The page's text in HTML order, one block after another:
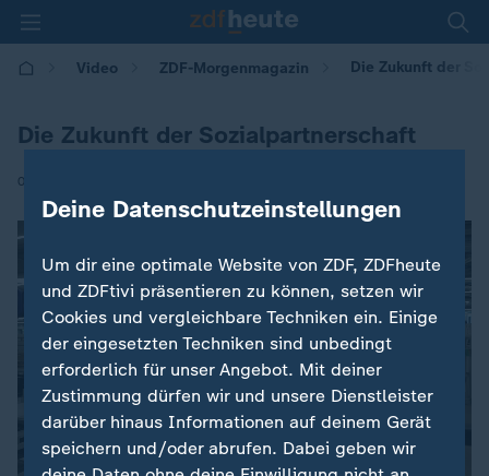
Video ZDF-Morgenmagazin Die Zukunft der
Die Zukunft der Sozialpartnerschaft
09.12.2025 | 05:30
Deine Datenschutzeinstellungen
Um dir eine optimale Website von ZDF, ZDFheute
und ZDFtivi präsentieren zu können, setzen wir
Cookies und vergleichbare Techniken ein. Einige
der eingesetzten Techniken sind unbedingt
erforderlich für unser Angebot. Mit deiner
Zustimmung dürfen wir und unsere Dienstleister
darüber hinaus Informationen auf deinem Gerät
speichern und/oder abrufen. Dabei geben wir